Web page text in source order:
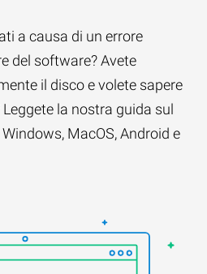
a causa di un errore
del software? Avete
il disco e volete sapere
la nostra guida sul
MacOS, Android e